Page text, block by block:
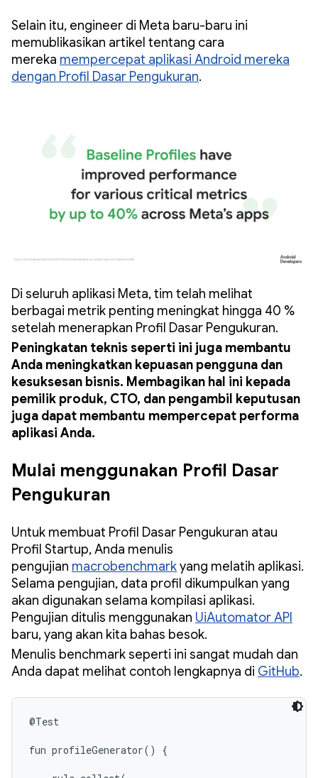
Selain itu, engineer di Meta baru-baru ini
memublikasikan artikel tentang cara
mereka mempercepat aplikasi Android mereka
dengan Profil Dasar Pengukuran.
Di seluruh aplikasi Meta, tim telah melihat
berbagai metrik penting meningkat hingga 40 %
setelah menerapkan Profil Dasar Pengukuran.
Peningkatan teknis seperti ini juga membantu
Anda meningkatkan kepuasan pengguna dan
kesuksesan bisnis. Membagikan hal ini kepada
pemilik produk, CTO, dan pengambil keputusan
juga dapat membantu mempercepat performa
aplikasi Anda.
Mulai menggunakan Profil Dasar
Pengukuran
Untuk membuat Profil Dasar Pengukuran atau
Profil Startup, Anda menulis
pengujian macrobenchmarkyang melatih aplikasi.
Selama pengujian, data profil dikumpulkan yang
akan digunakan selama kompilasi aplikasi.
Pengujian ditulis menggunakan UiAutomator API
baru, yang akan kita bahas besok.
Menulis benchmark seperti ini sangat mudah dan
Anda dapat melihat contoh lengkapnya di GitHub.
@Test
fun profileGenerator() {